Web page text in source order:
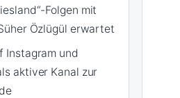
Folgen mit
Özlügül erwartet
Instagram und
aktiver Kanal zur